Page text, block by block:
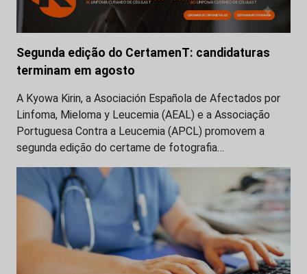
Segunda edição do CertamenT: candidaturas
terminam em agosto
A Kyowa Kirin, a Asociación Española de Afectados por
Linfoma, Mieloma y Leucemia (AEAL) e a Associação
Portuguesa Contra a Leucemia (APCL) promovem a
segunda edição do certame de fotografia…